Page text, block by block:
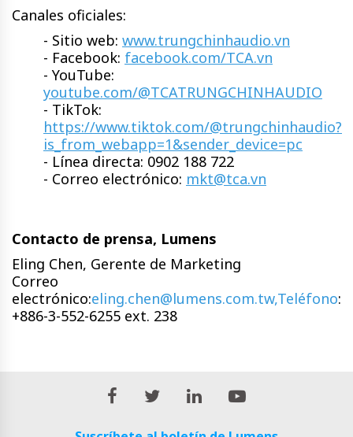
Canales oficiales:
- Sitio web: www.trungchinhaudio.vn
- Facebook: facebook.com/TCA.vn
- YouTube:
youtube.com/@TCATRUNGCHINHAUDIO
- TikTok:
https://www.tiktok.com/@trungchinhaudio?
is_from_webapp=1&sender_device=pc
- Línea directa: 0902 188 722
- Correo electrónico: mkt@tca.vn
Contacto de prensa, Lumens
Eling Chen, Gerente de Marketing
Correo
electrónico:eling.chen@lumens.com.tw,Teléfono:
+886-3-552-6255 ext. 238